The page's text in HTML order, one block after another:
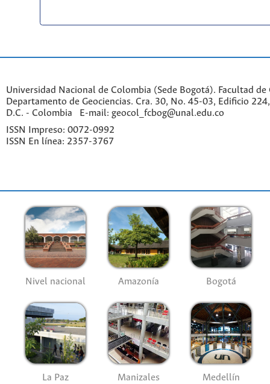
Universidad Nacional de Colombia (Sede Bogotá). Facultad de
Departamento de Geociencias. Cra. 30, No. 45-03, Edificio
D.C. - Colombia E-mail: geocol_fcbog@unal.edu.co
ISSN Impreso: 0072-0992
ISSN En línea: 2357-3767
Nivel nacional Amazonía Bogotá
La Paz Manizales Medellín